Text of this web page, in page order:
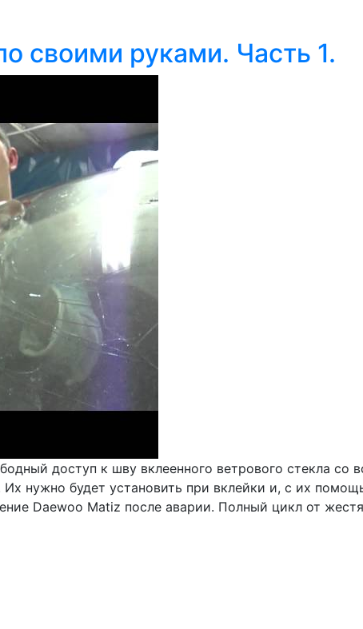
своими руками. Часть 1.
доступ к шву вклеенного ветрового стекла со
Их нужно будет установить при вклейки и, с их
Daewoo Matiz после аварии. Полный цикл от